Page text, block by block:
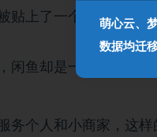
贴上了一个“低端”的
闲鱼却是一个充满机
务个人和小商家，这
萌心云、
数据均迁